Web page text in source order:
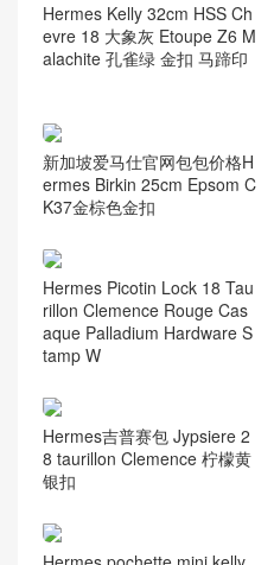
Hermes Kelly 32cm HSS Ch
evre 18 大象灰 Etoupe Z6 M
alachite 孔雀绿 金扣 马蹄印
新加坡爱马仕官网包包价格H
ermes Birkin 25cm Epsom C
K37金棕色金扣
Hermes Picotin Lock 18 Tau
rillon Clemence Rouge Cas
aque Palladium Hardware S
tamp W
Hermes吉普赛包 Jypsiere 2
8 taurillon Clemence 柠檬黄
银扣